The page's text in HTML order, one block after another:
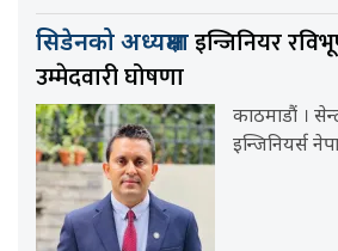
सिडेनको अध्यक्षमाइन्जिनियर
उम्मेदवारी घोषणा
काठमाडौं ।
इन्जिनियर्स